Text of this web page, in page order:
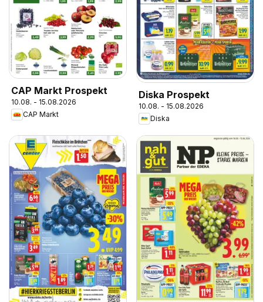
CAP Markt Prospekt
10.08. - 15.08.2026
CAP Markt
Diska Prospekt
10.08. - 15.08.2026
Diska